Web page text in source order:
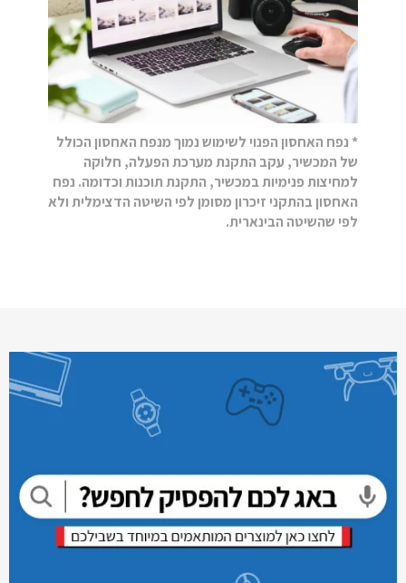
* נפח האחסון הפנוי לשימוש נמוך מנפח האחסון הכולל
של המכשיר, עקב התקנת מערכת הפעלה, חלוקה
למחיצות פנימיות במכשיר, התקנת תוכנות וכדומה. נפח
האחסון בהתקני זיכרון מסומן לפי השיטה הדצימלית ולא
לפי שהשיטה הבינארית.